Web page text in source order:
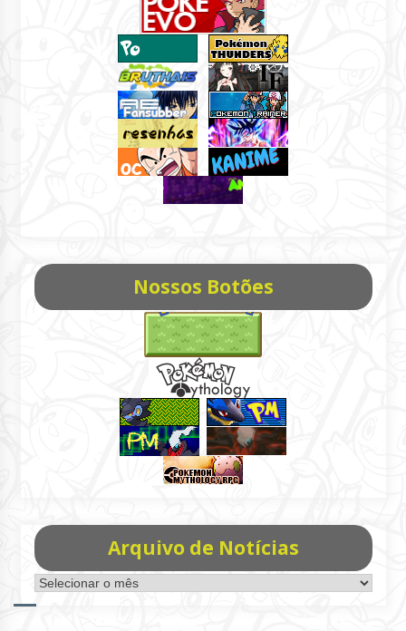
Nossos Botões
Arquivo de Notícias
Arquivo
de